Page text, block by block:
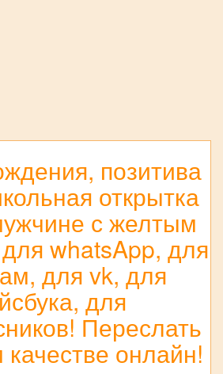
позитива
открытка
с желтым
whatsApp, для
для vk, для
для
Переслать
онлайн!